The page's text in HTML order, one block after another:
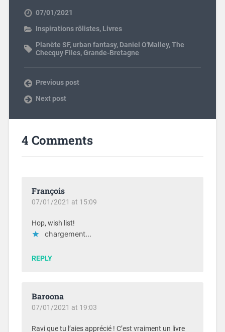
07/01/2021
Inspirations rôlistes, Livres
Planète SF,urban fantasy, Daniel O'Malley,The
Checquy Files,Grande-Bretagne
Previous post
Next post
4 Comments
François
07/01/2021 at 15:09
Hop, wish list!
chargement…
REPLY
Baroona
07/01/2021 at 19:03
Ravi que tu l’aies apprécié ! C’est vraiment un livre